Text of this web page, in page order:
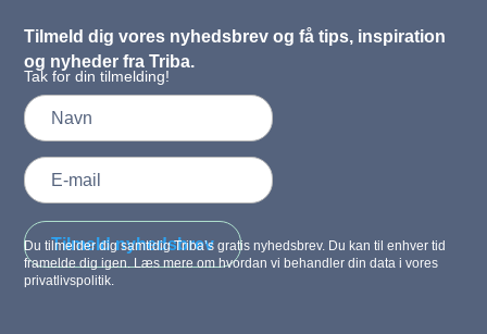
Tilmeld dig vores nyhedsbrev og få tips, inspiration
og nyheder fra Triba.
Tak for din tilmelding!
Tilmeld nyhedsbrev
Du tilmelder dig samtidig Triba’s gratis nyhedsbrev. Du kan til enhver tid
framelde dig igen. Læs mere om hvordan vi behandler din data i vores
privatlivspolitik.